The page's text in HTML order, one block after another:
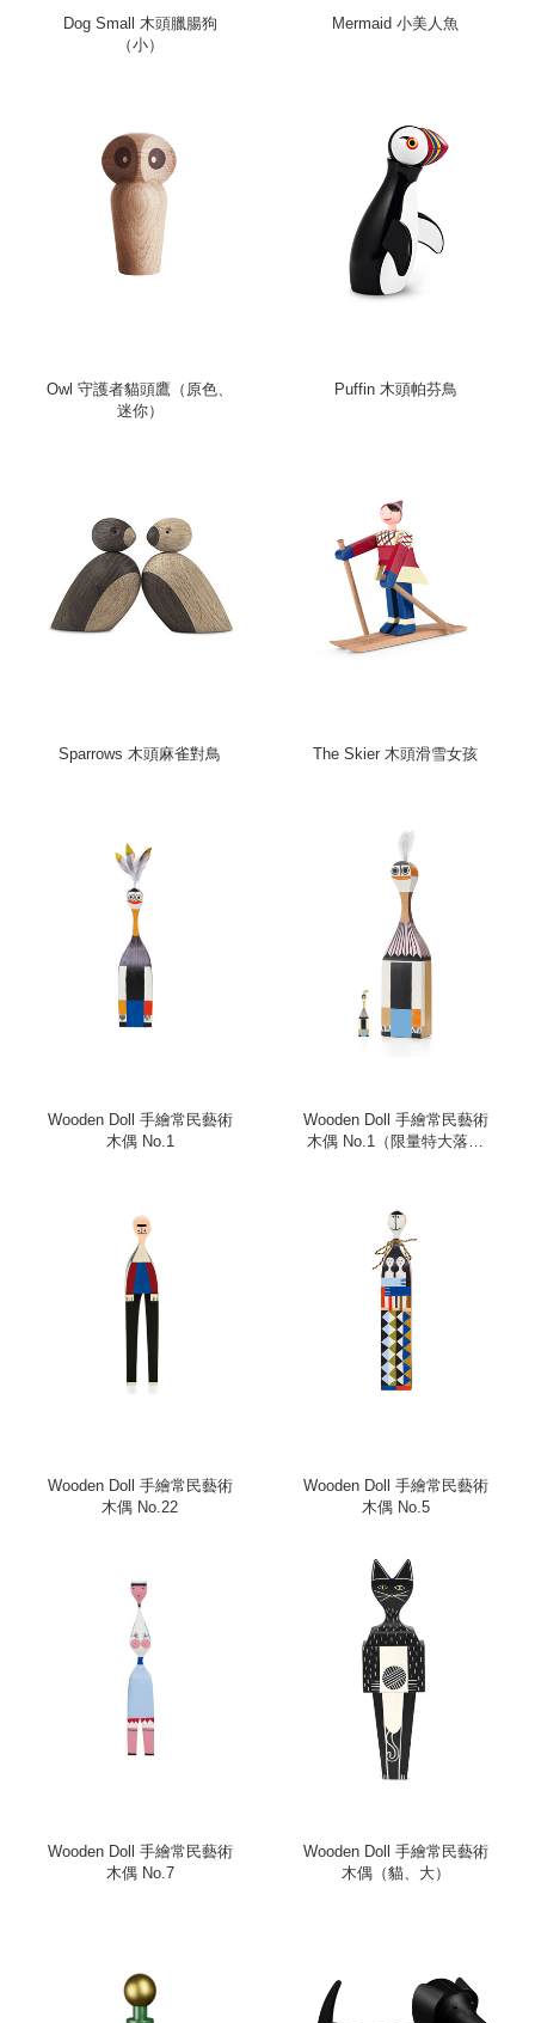
Dog Small 木頭臘腸狗
（小）
Mermaid 小美人魚
Owl 守護者貓頭鷹（原色、
迷你）
Puffin 木頭帕芬鳥
Sparrows 木頭麻雀對鳥 The Skier 木頭滑雪女孩
Wooden Doll 手繪常民藝術
木偶 No.1
Wooden Doll 手繪常民藝術
木偶 No.1（限量特大落地
Wooden Doll 手繪常民藝術
木偶 No.22
Wooden Doll 手繪常民藝術
木偶 No.5
Wooden Doll 手繪常民藝術
木偶 No.7
Wooden Doll 手繪常民藝術
木偶（貓、大）